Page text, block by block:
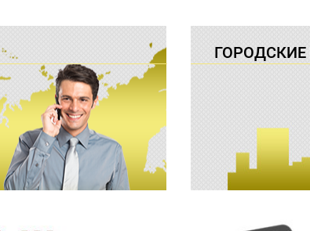
ГОРОДСКИЕ